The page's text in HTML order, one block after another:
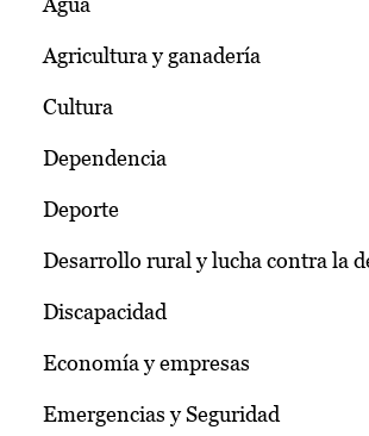
Agricultura y ganadería
Cultura
Dependencia
Deporte
Desarrollo rural y lucha contra la
Discapacidad
Economía y empresas
Emergencias y Seguridad